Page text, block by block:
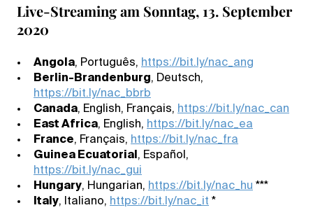
Live-Streaming am Sonntag, 13. September
2020
Angola, Português, https://bit.ly/nac_ang
Berlin-Brandenburg, Deutsch,
https://bit.ly/nac_bbrb
Canada, English, Français, https://bit.ly/nac_can
East Africa, English, https://bit.ly/nac_ea
France, Français, https://bit.ly/nac_fra
Guinea Ecuatorial , Español,
https://bit.ly/nac_gui
Hungary, Hungarian, https://bit.ly/nac_hu ***
Italy, Italiano, https://bit.ly/nac_it *